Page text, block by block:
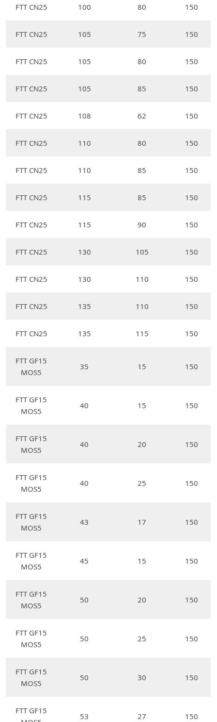
FTT CN25 100 80 150
FTT CN25 105 75 150
FTT CN25 105 80 150
FTT CN25 105 85 150
FTT CN25 108 62 150
FTT CN25 110 80 150
FTT CN25 110 85 150
FTT CN25 115 85 150
FTT CN25 115 90 150
FTT CN25 130 105 150
FTT CN25 130 110 150
FTT CN25 135 110 150
FTT CN25 135 115 150
FTT GF15
MOS5
35 15 150
FTT GF15
MOS5
40 15 150
FTT GF15
MOS5
40 20 150
FTT GF15
MOS5
40 25 150
FTT GF15
MOS5
43 17 150
FTT GF15
MOS5
45 15 150
FTT GF15
MOS5
50 20 150
FTT GF15
MOS5
50 25 150
FTT GF15
MOS5
50 30 150
FTT GF15
53 27 150